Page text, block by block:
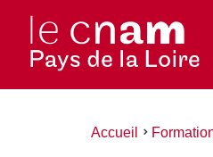
Vous
Accueil